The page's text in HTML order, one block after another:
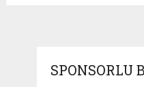
SPONSORLU